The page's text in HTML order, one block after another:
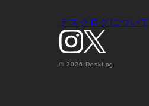
デスクログについて
© 2026 DeskLog